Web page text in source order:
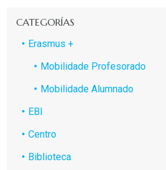
CATEGORÍAS
Erasmus +
Mobilidade Profesorado
Mobilidade Alumnado
EBI
Centro
Biblioteca